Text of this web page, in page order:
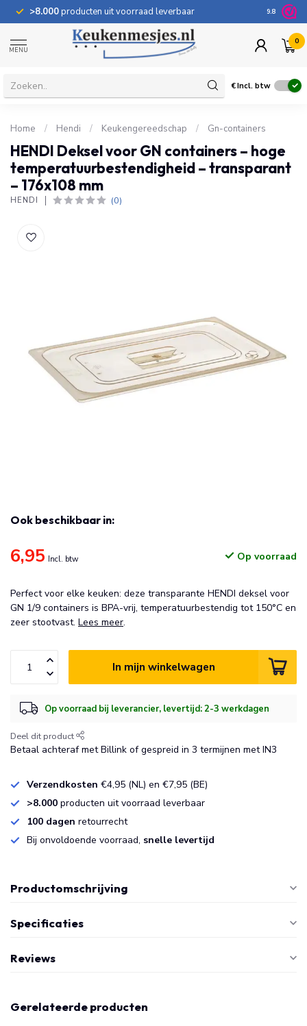
>8.000producten uit voorraad leverbaar 100
9.8
MENU
0
€Incl. btw
Home / Hendi / Keukengereedschap / Gn-containers
HENDI Deksel voor GN containers – hoge
temperatuurbestendigheid – transparant
– 176x108 mm
HENDI (0)
Ook beschikbaar in:
6,95 Incl. btw Op voorraad
Perfect voor elke keuken: deze transparante HENDI deksel voor
GN 1/9 containers is BPA-vrij, temperatuurbestendig tot 150°C en
zeer stootvast. Lees meer.
In mijn winkelwagen
Op voorraad bij leverancier, levertijd: 2-3 werkdagen
Deel dit product
Betaal achteraf met Billink of gespreid in 3 termijnen met IN3
Verzendkosten €4,95 (NL) en €7,95 (BE)
>8.000 producten uit voorraad leverbaar
100 dagen retourrecht
Bij onvoldoende voorraad, snelle levertijd
Productomschrijving
Specificaties
Reviews
Gerelateerde producten